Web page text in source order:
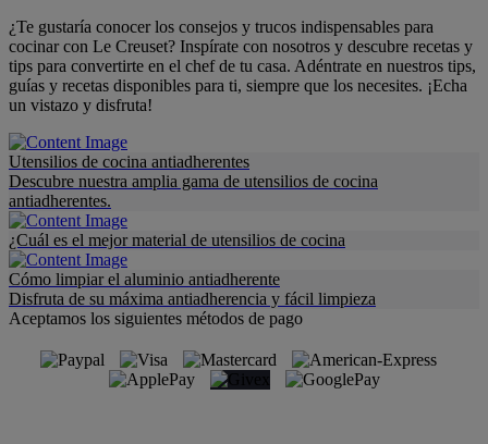
¿Te gustaría conocer los consejos y trucos indispensables para
cocinar con Le Creuset? Inspírate con nosotros y descubre recetas y
tips para convertirte en el chef de tu casa. Adéntrate en nuestros tips,
guías y recetas disponibles para ti, siempre que los necesites. ¡Echa
un vistazo y disfruta!
Utensilios de cocina antiadherentes
Descubre nuestra amplia gama de utensilios de cocina
antiadherentes.
¿Cuál es el mejor material de utensilios de cocina
Cómo limpiar el aluminio antiadherente
Disfruta de su máxima antiadherencia y fácil limpieza
Aceptamos los siguientes métodos de pago